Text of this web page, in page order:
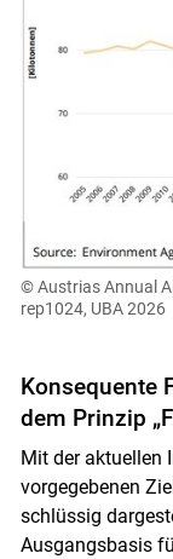
© Austrias Annual
rep1024, UBA 2026
Konsequente
dem Prinzip
Mit der aktuellen
vorgegebenen
schlüssig
Ausgangsbasis